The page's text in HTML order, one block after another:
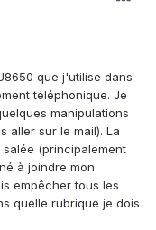
que j'utilise dans
téléphonique. Je
manipulations
aller sur le mail). La
(principalement
à joindre mon
empêcher tous les
quelle rubrique je dois